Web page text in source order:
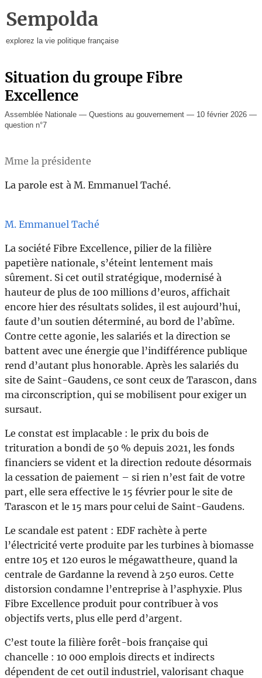
Sempolda
explorez la vie politique française
Situation du groupe Fibre
Excellence
Assemblée Nationale — Questions au gouvernement — 10 février 2026 —
question n°7
Mme la présidente
La parole est à M. Emmanuel Taché.
M. Emmanuel Taché
La société Fibre Excellence, pilier de la filière
papetière nationale, s’éteint lentement mais
sûrement. Si cet outil stratégique, modernisé à
hauteur de plus de 100 millions d’euros, affichait
encore hier des résultats solides, il est aujourd’hui,
faute d’un soutien déterminé, au bord de l’abîme.
Contre cette agonie, les salariés et la direction se
battent avec une énergie que l’indifférence publique
rend d’autant plus honorable. Après les salariés du
site de Saint-Gaudens, ce sont ceux de Tarascon, dans
ma circonscription, qui se mobilisent pour exiger un
sursaut.
Le constat est implacable : le prix du bois de
trituration a bondi de 50 % depuis 2021, les fonds
financiers se vident et la direction redoute désormais
la cessation de paiement – si rien n’est fait de votre
part, elle sera effective le 15 février pour le site de
Tarascon et le 15 mars pour celui de Saint-Gaudens.
Le scandale est patent : EDF rachète à perte
l’électricité verte produite par les turbines à biomasse
entre 105 et 120 euros le mégawattheure, quand la
centrale de Gardanne la revend à 250 euros. Cette
distorsion condamne l’entreprise à l’asphyxie. Plus
Fibre Excellence produit pour contribuer à vos
objectifs verts, plus elle perd d’argent.
C’est toute la filière forêt-bois française qui
chancelle : 10 000 emplois directs et indirects
dépendent de cet outil industriel, valorisant chaque